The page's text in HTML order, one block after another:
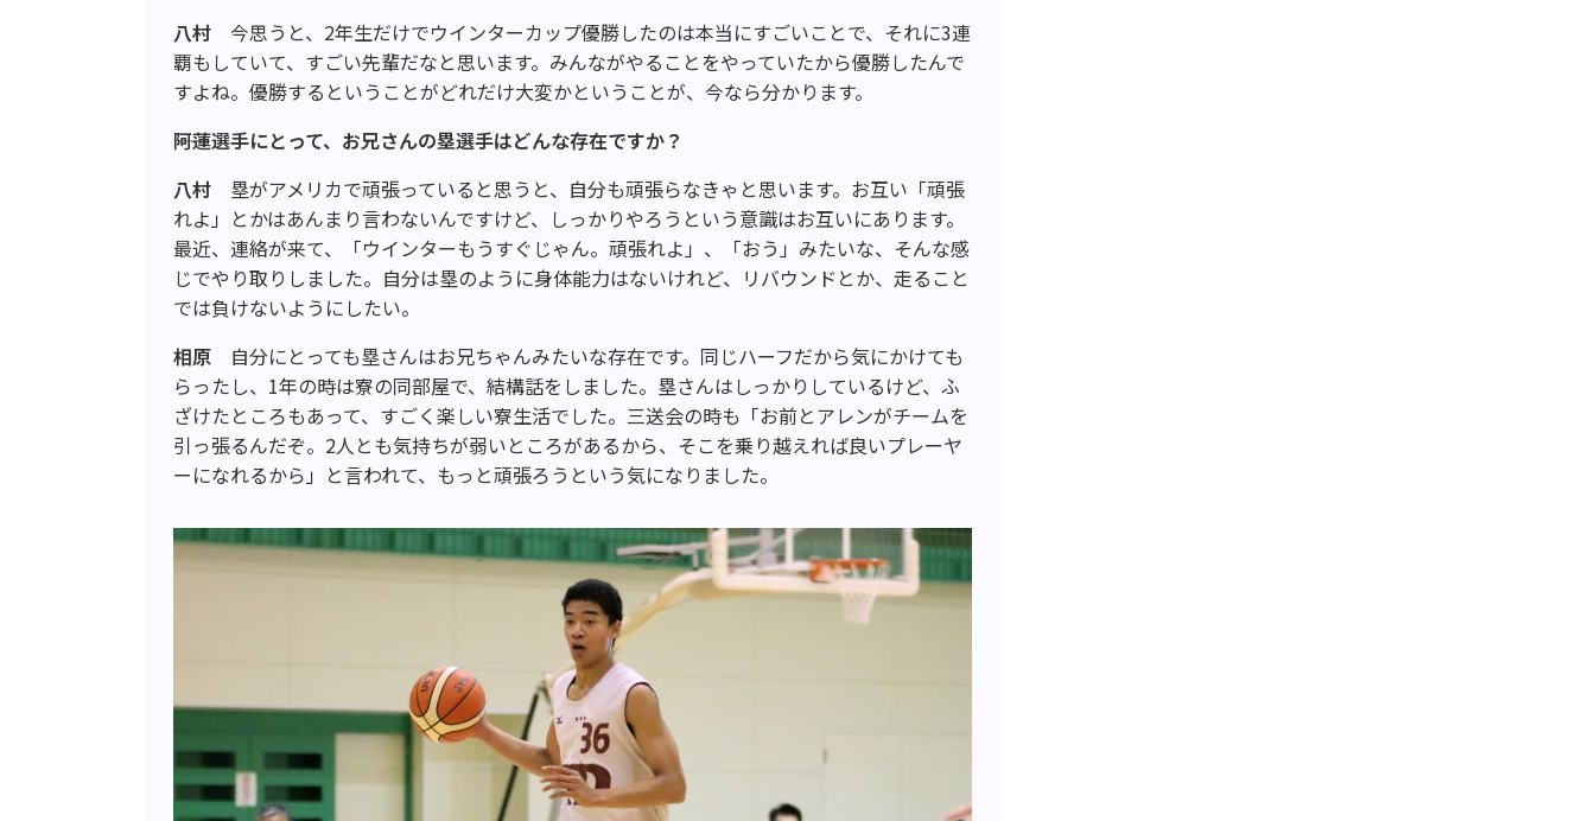
八村 今思うと、2年生だけでウインターカップ優勝したのは本当にすごいことで、それに3連
覇もしていて、すごい先輩だなと思います。みんながやることをやっていたから優勝したんで
すよね。優勝するということがどれだけ大変かということが、今なら分かります。
――阿蓮選手にとって、お兄さんの塁選手はどんな存在ですか？
八村 塁がアメリカで頑張っていると思うと、自分も頑張らなきゃと思います。お互い「頑張
れよ」とかはあんまり言わないんですけど、しっかりやろうという意識はお互いにあります。
最近、連絡が来て、「ウインターもうすぐじゃん。頑張れよ」、「おう」みたいな、そんな感
じでやり取りしました。自分は塁のように身体能力はないけれど、リバウンドとか、走ること
では負けないようにしたい。
相原 自分にとっても塁さんはお兄ちゃんみたいな存在です。同じハーフだから気にかけても
らったし、1年の時は寮の同部屋で、結構話をしました。塁さんはしっかりしているけど、ふ
ざけたところもあって、すごく楽しい寮生活でした。三送会の時も「お前とアレンがチームを
引っ張るんだぞ。2人とも気持ちが弱いところがあるから、そこを乗り越えれば良いプレーヤ
ーになれるから」と言われて、もっと頑張ろうという気になりました。